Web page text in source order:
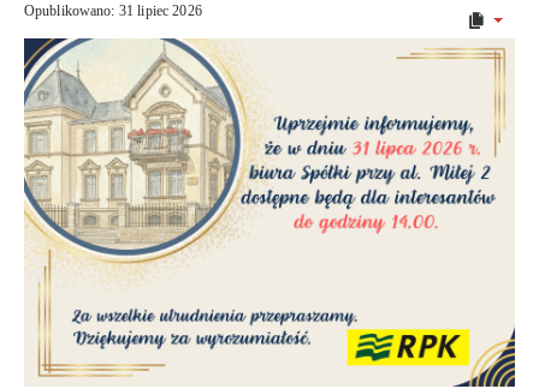
Opublikowano: 31 lipiec 2026